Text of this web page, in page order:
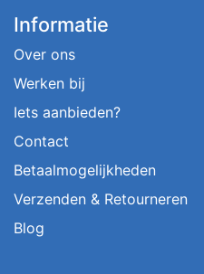
Informatie
Over ons
Werken bij
Iets aanbieden?
Contact
Betaalmogelijkheden
Verzenden & Retourneren
Blog